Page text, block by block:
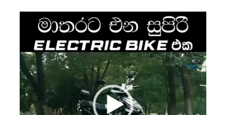
Player